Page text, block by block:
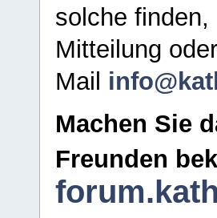
solche
Mitteilung
Mail
Machen Sie
Freunden